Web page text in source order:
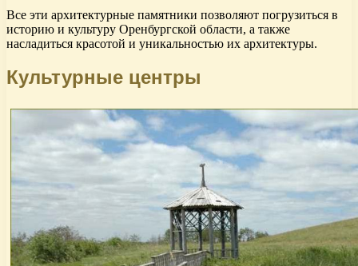
Все эти архитектурные памятники позволяют погрузиться в
историю и культуру Оренбургской области, а также
насладиться красотой и уникальностью их архитектуры.
Культурные центры